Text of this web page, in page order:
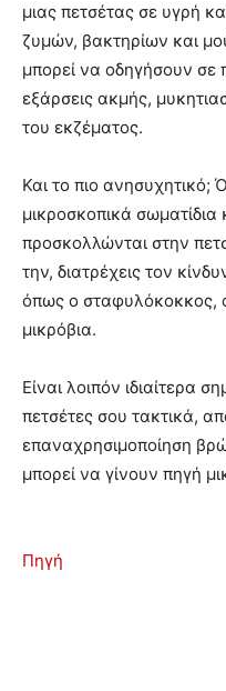
μιας πετσέτας σε υγρή
ζυμών, βακτηρίων και
μπορεί να οδηγήσουν σε
εξάρσεις ακμής,
του εκζέματος.
Και το πιο
μικροσκοπικά
προσκολλώνται στην
την, διατρέχεις τον
όπως ο σταφυλόκοκκος,
μικρόβια.
Είναι λοιπόν ιδιαίτερα
πετσέτες σου τακτικά,
επαναχρησιμοποίηση
μπορεί να γίνουν πηγή
Πηγή